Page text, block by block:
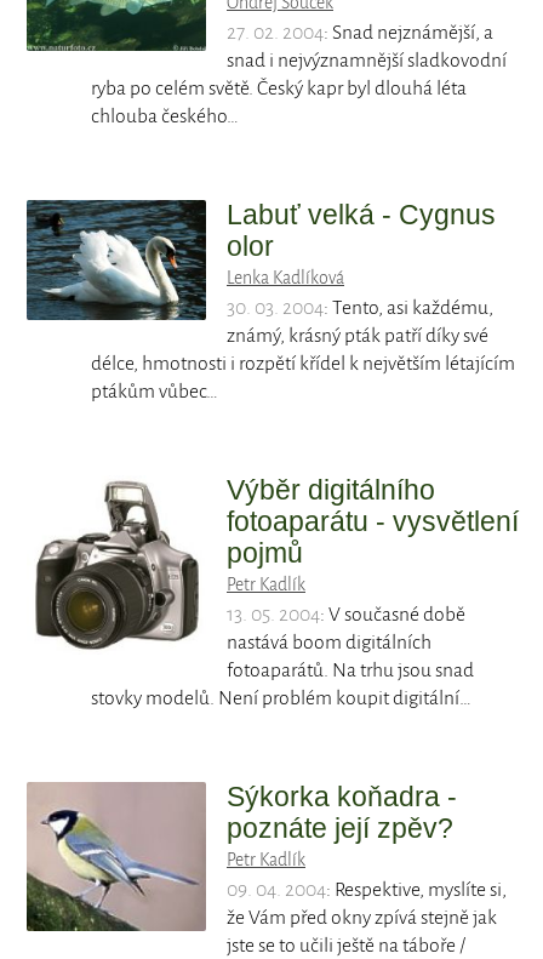
27. 02. 2004: Snad nejznámější, a
snad i nejvýznamnější sladkovodní
ryba po celém světě. Český kapr byl dlouhá léta
chlouba českého…
Labuť velká - Cygnus
olor
Lenka Kadlíková
30. 03. 2004: Tento, asi každému,
známý, krásný pták patří díky své
délce, hmotnosti i rozpětí křídel k největším létajícím
ptákům vůbec…
Výběr digitálního
fotoaparátu - vysvětlení
pojmů
Petr Kadlík
13. 05. 2004: V současné době
nastává boom digitálních
fotoaparátů. Na trhu jsou snad
stovky modelů. Není problém koupit digitální…
Sýkorka koňadra -
poznáte její zpěv?
Petr Kadlík
09. 04. 2004: Respektive, myslíte si,
že Vám před okny zpívá stejně jak
jste se to učili ještě na táboře /